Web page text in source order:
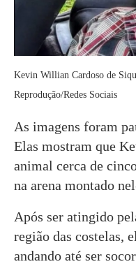
Kevin Willian Cardoso de
Reprodução/Redes Sociais
As imagens foram
Elas mostram que
animal cerca de
na arena montado
Após ser atingido
região das costelas,
andando até ser